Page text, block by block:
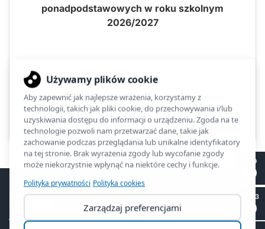
ponadpodstawowych w roku szkolnym
2026/2027
Kliknięć: 1077
Poprzednia Następna
ZSO2
II LO
SP 53